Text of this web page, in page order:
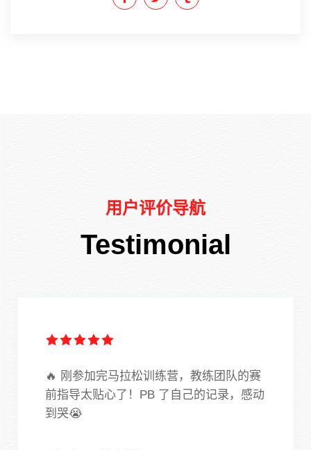
用户评价导航
Testimonial
🔥 刚参加完马拉松训练营，教练团队的赛
前指导太贴心了！PB 了自己的记录，感动
到哭😭